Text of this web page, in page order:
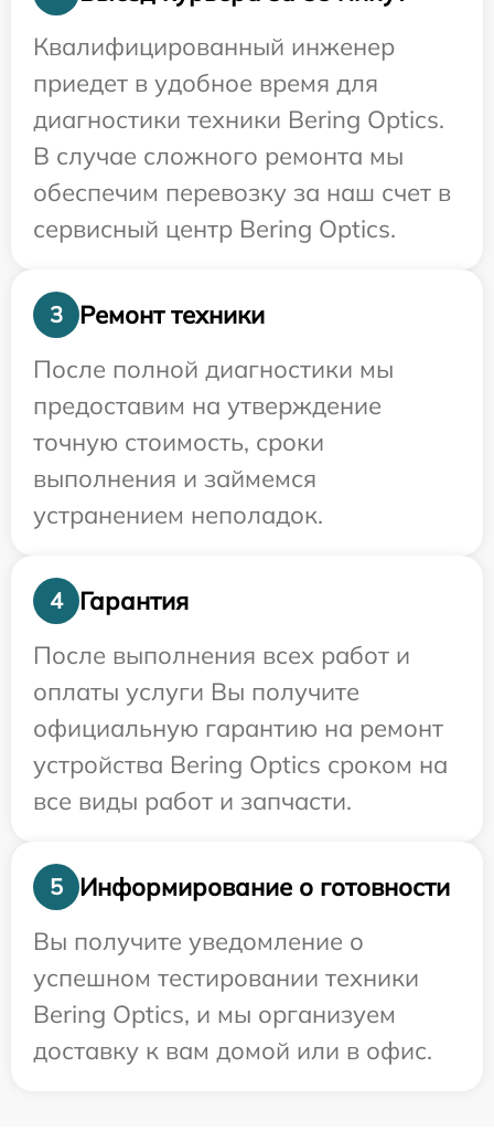
Квалифицированный инженер
приедет в удобное время для
диагностики техники Bering Optics.
В случае сложного ремонта мы
обеспечим перевозку за наш счет в
сервисный центр Bering Optics.
3
Ремонт техники
После полной диагностики мы
предоставим на утверждение
точную стоимость, сроки
выполнения и займемся
устранением неполадок.
4
Гарантия
После выполнения всех работ и
оплаты услуги Вы получите
официальную гарантию на ремонт
устройства Bering Optics сроком на
все виды работ и запчасти.
5
Информирование о готовности
Вы получите уведомление о
успешном тестировании техники
Bering Optics, и мы организуем
доставку к вам домой или в офис.